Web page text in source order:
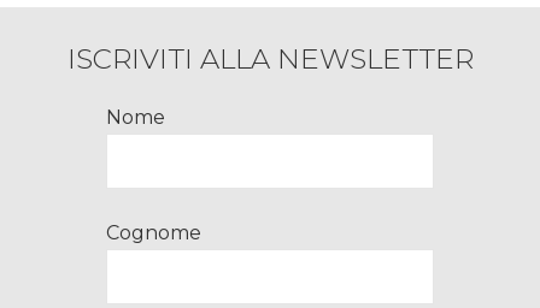
ISCRIVITI ALLA NEWSLETTER
Nome
Cognome